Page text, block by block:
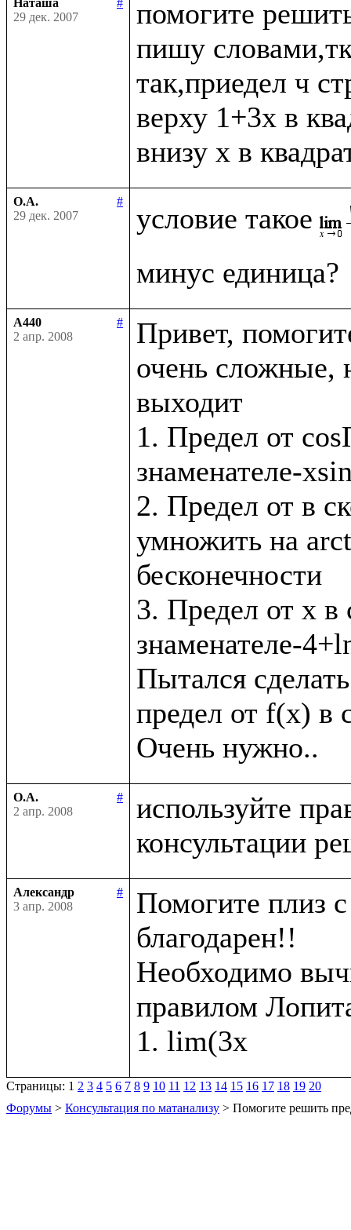
29 дек. 2007
помогите
пишу
так,приедел ч
верху 1+3x в
О.А.
#
29 дек. 2007
условие такое
A440
#
2 апр. 2008
Привет,
очень сложные,
выходит
1. Предел от
знаменателе-
2. Предел от в
умножить на
бесконечности
3. Предел от x в
знаменателе-
Пытался
предел от f(x) в
О.А.
#
2 апр. 2008
используйте
Александр
#
3 апр. 2008
Помогите плиз
благодарен!!
Необходимо
правилом
Страницы: 1 2 3 4 5 6 7 8 9 10 11 12 13 14 15 16 17 18 19 20
Форумы > Консультация по матанализу > Помогите решить